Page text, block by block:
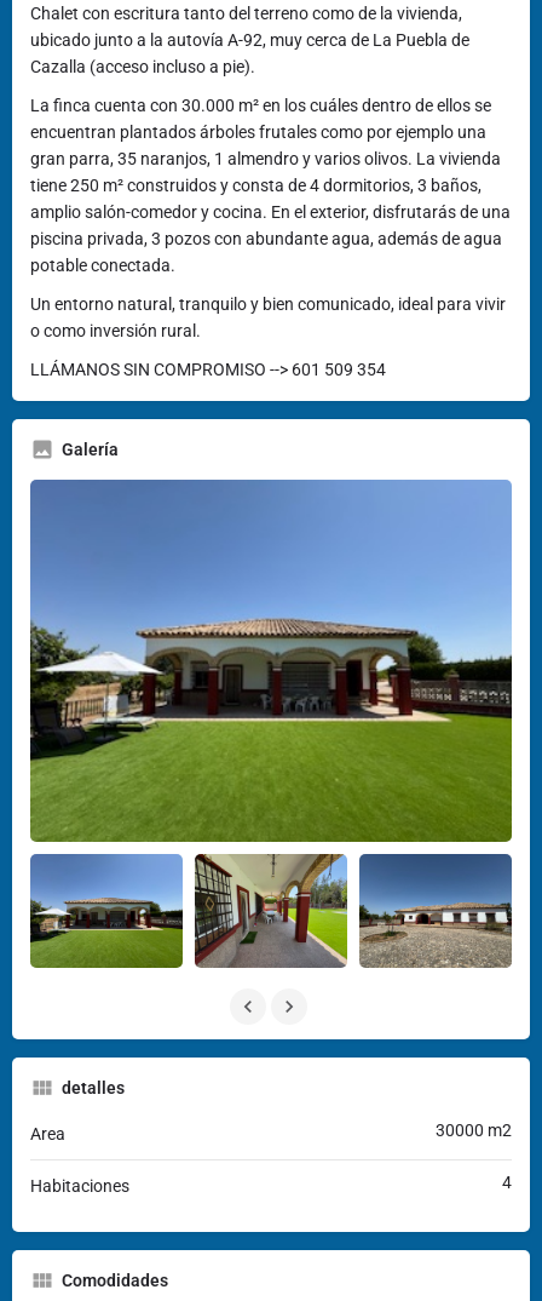
Chalet con escritura tanto del terreno como de la vivienda,
ubicado junto a la autovía A-92, muy cerca de La Puebla de
Cazalla (acceso incluso a pie).
La finca cuenta con 30.000 m² en los cuáles dentro de ellos se
encuentran plantados árboles frutales como por ejemplo una
gran parra, 35 naranjos, 1 almendro y varios olivos. La vivienda
tiene 250 m² construidos y consta de 4 dormitorios, 3 baños,
amplio salón-comedor y cocina. En el exterior, disfrutarás de una
piscina privada, 3 pozos con abundante agua, además de agua
potable conectada.
Un entorno natural, tranquilo y bien comunicado, ideal para vivir
o como inversión rural.
LLÁMANOS SIN COMPROMISO --> 601 509 354
Galería
detalles
Area 30000 m2
Habitaciones 4
Comodidades